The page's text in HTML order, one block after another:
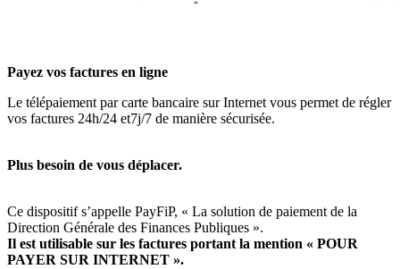
Payez vos factures en ligne
Le télépaiement par carte bancaire sur Internet vous permet de régler
vos factures 24h/24 et7j/7 de manière sécurisée.
Plus besoin de vous déplacer.
Ce dispositif s’appelle PayFiP, « La solution de paiement de la
Direction Générale des Finances Publiques ».
Il est utilisable sur les factures portant la mention « POUR
PAYER SUR INTERNET ».